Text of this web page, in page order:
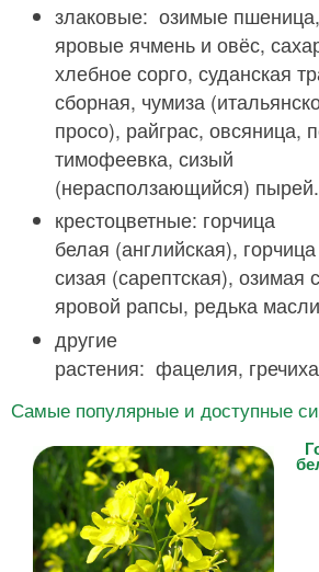
злаковые: озимые
яровые ячмень и овёс,
хлебное сорго, суданская
сборная, чумиза
просо), райграс, овсяница,
тимофеевка, сизый
(нерасползающийся) пырей.
крестоцветные: горчица
белая (английская), горчица
сизая (сарептская), озимая
яровой рапсы, редька
другие
растения: фацелия,
Самые популярные и доступные